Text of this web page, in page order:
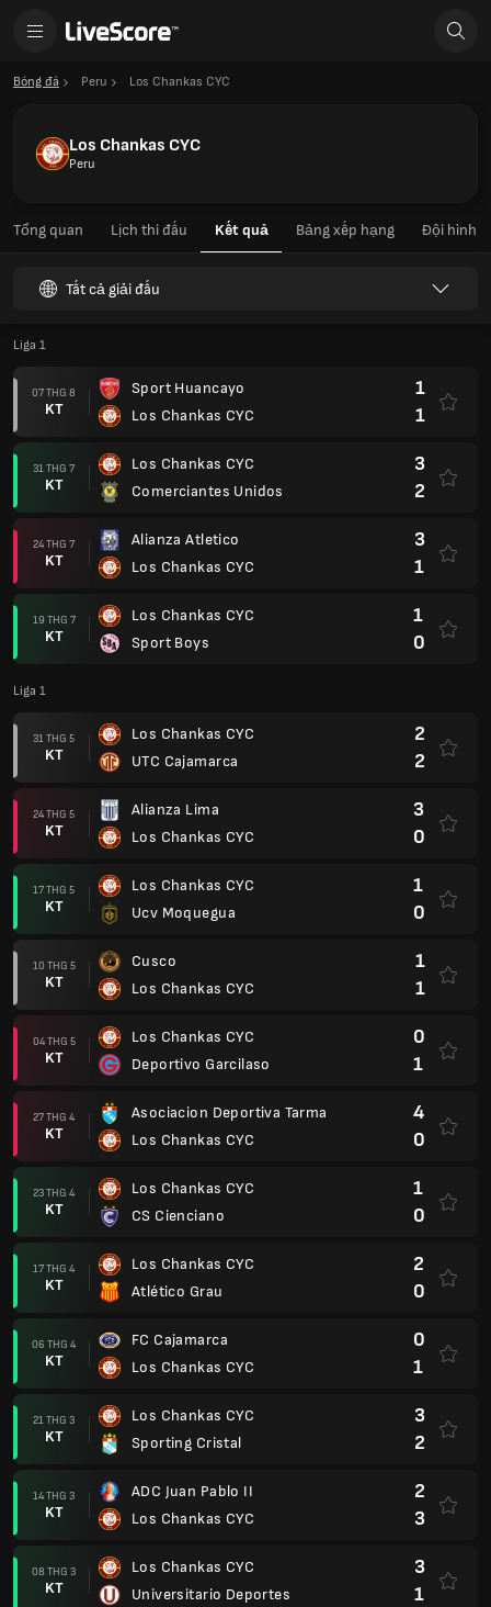
Bóng đá Peru Los Chankas CYC
Los Chankas CYC
Peru
Tổng quan Lịch thi đấu Kết quả Bảng xếp hạng Đội hình
Tất cả giải đấu
Liga 1
07 THG 8
KT
Sport Huancayo
Los Chankas CYC
1
1
31 THG 7
KT
Los Chankas CYC
Comerciantes Unidos
3
2
24 THG 7
KT
Alianza Atletico
Los Chankas CYC
3
1
19 THG 7
KT
Los Chankas CYC
Sport Boys
1
0
Liga 1
31 THG 5
KT
Los Chankas CYC
UTC Cajamarca
2
2
24 THG 5
KT
Alianza Lima
Los Chankas CYC
3
0
17 THG 5
KT
Los Chankas CYC
Ucv Moquegua
1
0
10 THG 5
KT
Cusco
Los Chankas CYC
1
1
04 THG 5
KT
Los Chankas CYC
Deportivo Garcilaso
0
1
27 THG 4
KT
Asociacion Deportiva Tarma
Los Chankas CYC
4
0
23 THG 4
KT
Los Chankas CYC
CS Cienciano
1
0
17 THG 4
KT
Los Chankas CYC
Atlético Grau
2
0
06 THG 4
KT
FC Cajamarca
Los Chankas CYC
0
1
21 THG 3
KT
Los Chankas CYC
Sporting Cristal
3
2
14 THG 3
KT
ADC Juan Pablo II
Los Chankas CYC
2
3
08 THG 3
KT
Los Chankas CYC
Universitario Deportes
3
1